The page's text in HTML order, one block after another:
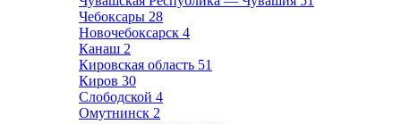
Чебоксары 28
Новочебоксарск 4
Канаш 2
Кировская область 51
Киров 30
Слободской 4
Омутнинск 2